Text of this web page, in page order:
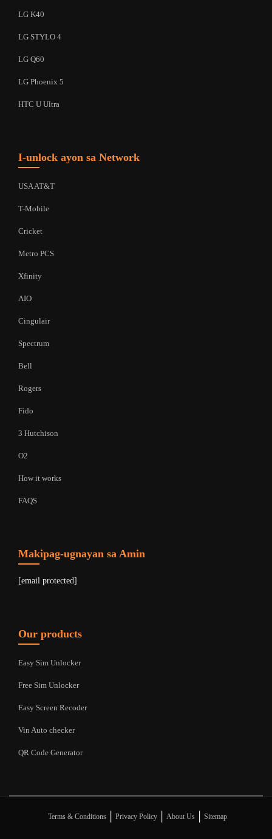
LG K40
LG STYLO 4
LG Q60
LG Phoenix 5
HTC U Ultra
I-unlock ayon sa Network
USA AT&T
T-Mobile
Cricket
Metro PCS
Xfinity
AIO
Cingulair
Spectrum
Bell
Rogers
Fido
3 Hutchison
O2
How it works
FAQS
Makipag-ugnayan sa Amin
[email protected]
Our products
Easy Sim Unlocker
Free Sim Unlocker
Easy Screen Recoder
Vin Auto checker
QR Code Generator
Terms & Conditions Privacy Policy About Us Sitemap